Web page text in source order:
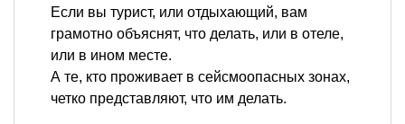
Если вы турист, или отдыхающий, вам
грамотно объяснят, что делать, или в отеле,
или в ином месте.
А те, кто проживает в сейсмоопасных зонах,
четко представляют, что им делать.